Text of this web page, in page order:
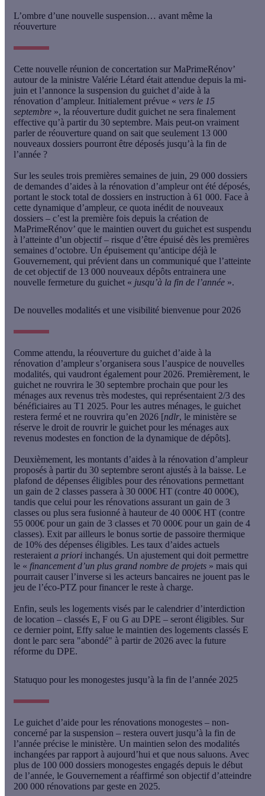
L’ombre d’une nouvelle suspension… avant même la
réouverture
Cette nouvelle réunion de concertation sur MaPrimeRénov’
autour de la ministre Valérie Létard était attendue depuis la mi-
juin et l’annonce la suspension du guichet d’aide à la
rénovation d’ampleur. Initialement prévue « vers le 15
septembre », la réouverture dudit guichet ne sera finalement
effective qu’à partir du 30 septembre. Mais peut-on vraiment
parler de réouverture quand on sait que seulement 13 000
nouveaux dossiers pourront être déposés jusqu’à la fin de
l’année ?
Sur les seules trois premières semaines de juin, 29 000 dossiers
de demandes d’aides à la rénovation d’ampleur ont été déposés,
portant le stock total de dossiers en instruction à 61 000. Face à
cette dynamique d’ampleur, ce quota inédit de nouveaux
dossiers – c’est la première fois depuis la création de
MaPrimeRénov’ que le maintien ouvert du guichet est suspendu
à l’atteinte d’un objectif – risque d’être épuisé dès les premières
semaines d’octobre. Un épuisement qu’anticipe déjà le
Gouvernement, qui prévient dans un communiqué que l’atteinte
de cet objectif de 13 000 nouveaux dépôts entrainera une
nouvelle fermeture du guichet « jusqu’à la fin de l’année ».
De nouvelles modalités et une visibilité bienvenue pour 2026
Comme attendu, la réouverture du guichet d’aide à la
rénovation d’ampleur s’organisera sous l’auspice de nouvelles
modalités, qui vaudront également pour 2026. Premièrement, le
guichet ne rouvrira le 30 septembre prochain que pour les
ménages aux revenus très modestes, qui représentaient 2/3 des
bénéficiaires au T1 2025. Pour les autres ménages, le guichet
restera fermé et ne rouvrira qu’en 2026 [ndlr, le ministère se
réserve le droit de rouvrir le guichet pour les ménages aux
revenus modestes en fonction de la dynamique de dépôts].
Deuxièmement, les montants d’aides à la rénovation d’ampleur
proposés à partir du 30 septembre seront ajustés à la baisse. Le
plafond de dépenses éligibles pour des rénovations permettant
un gain de 2 classes passera à 30 000€ HT (contre 40 000€),
tandis que celui pour les rénovations assurant un gain de 3
classes ou plus sera fusionné à hauteur de 40 000€ HT (contre
55 000€ pour un gain de 3 classes et 70 000€ pour un gain de 4
classes). Exit par ailleurs le bonus sortie de passoire thermique
de 10% des dépenses éligibles. Les taux d’aides actuels
resteraient a priori inchangés. Un ajustement qui doit permettre
le « financement d’un plus grand nombre de projets » mais qui
pourrait causer l’inverse si les acteurs bancaires ne jouent pas le
jeu de l’éco-PTZ pour financer le reste à charge.
Enfin, seuls les logements visés par le calendrier d’interdiction
de location – classés E, F ou G au DPE – seront éligibles. Sur
ce dernier point, Effy salue le maintien des logements classés E
dont le parc sera "abondé" à partir de 2026 avec la future
réforme du DPE.
Statuquo pour les monogestes jusqu’à la fin de l’année 2025
Le guichet d’aide pour les rénovations monogestes – non-
concerné par la suspension – restera ouvert jusqu’à la fin de
l’année précise le ministère. Un maintien selon des modalités
inchangées par rapport à aujourd’hui et que nous saluons. Avec
plus de 100 000 dossiers monogestes engagés depuis le début
de l’année, le Gouvernement a réaffirmé son objectif d’atteindre
200 000 rénovations par geste en 2025.